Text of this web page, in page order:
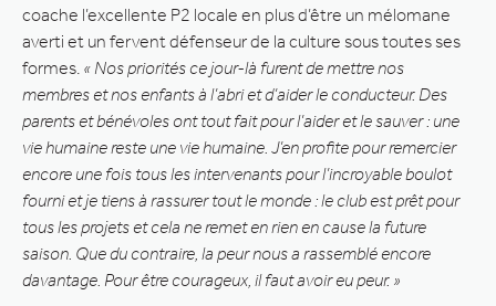
coache l’excellente P2 locale en plus d’être un mélomane
averti et un fervent défenseur de la culture sous toutes ses
formes. « Nos priorités ce jour-là furent de mettre nos
membres et nos enfants à l’abri et d’aider le conducteur. Des
parents et bénévoles ont tout fait pour l’aider et le sauver : une
vie humaine reste une vie humaine. J’en profite pour remercier
encore une fois tous les intervenants pour l’incroyable boulot
fourni et je tiens à rassurer tout le monde : le club est prêt pour
tous les projets et cela ne remet en rien en cause la future
saison. Que du contraire, la peur nous a rassemblé encore
davantage. Pour être courageux, il faut avoir eu peur. »